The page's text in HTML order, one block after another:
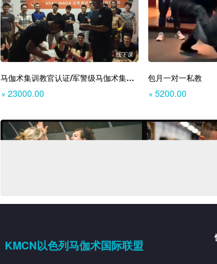
线下课
马伽术集训教官认证/军警级马伽术集训班
￥ 23000.00
包月一对一私教
￥5200.00
KMCN以色列马伽术国际联盟